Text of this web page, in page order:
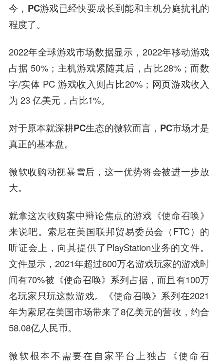
今，PC游戏已经快要成长到能和主机分庭抗礼的
程度了。
2022年全球游戏市场数据显示，2022年移动游戏
占据 50%；主机游戏紧随其后，占比28%；而数
字/实体 PC 游戏收入则占比20%；网页游戏收入
为 23 亿美元，占比1%。
对于原本就深耕PC生态的微软而言，PC市场才是
真正的基本盘。
微软收购动视暴雪后，这一优势将会被进一步放
大。
就拿这次收购案中辩论焦点的游戏《使命召唤》
来说吧。索尼在美国联邦贸易委员会（FTC）的
听证会上，向其提供了PlayStation业务的文件。
文件显示，2021年超过600万名游戏玩家的游戏时
间有70%被《使命召唤》系列占据，而且有100万
名玩家只玩这款游戏。《使命召唤》系列在2021
年为索尼在美国市场带来了8亿美元的营收，约合
58.08亿人民币。
微软根本不需要在自家平台上独占《使命召